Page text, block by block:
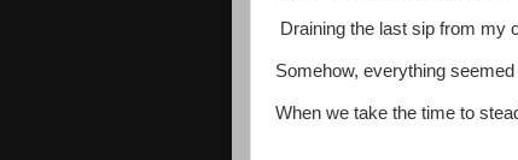
Draining the last sip from my
Somehow, everything seemed
When we take the time to